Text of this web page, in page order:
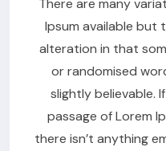
Ipsum available but
alteration in that
or randomised
slightly believable.
passage of Lorem
there isn’t anything